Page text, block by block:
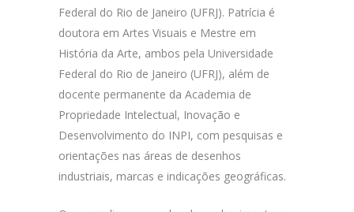
Federal do Rio de Janeiro (UFRJ). Patrícia é
doutora em Artes Visuais e Mestre em
História da Arte, ambos pela Universidade
Federal do Rio de Janeiro (UFRJ), além de
docente permanente da Academia de
Propriedade Intelectual, Inovação e
Desenvolvimento do INPI, com pesquisas e
orientações nas áreas de desenhos
industriais, marcas e indicações geográficas.